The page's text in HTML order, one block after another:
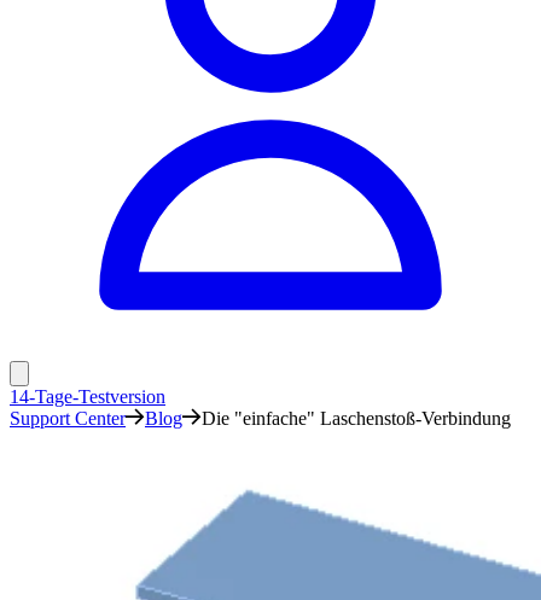
14-Tage-Testversion
Support Center
Blog Die "einfache" Laschenstoß-Verbindung